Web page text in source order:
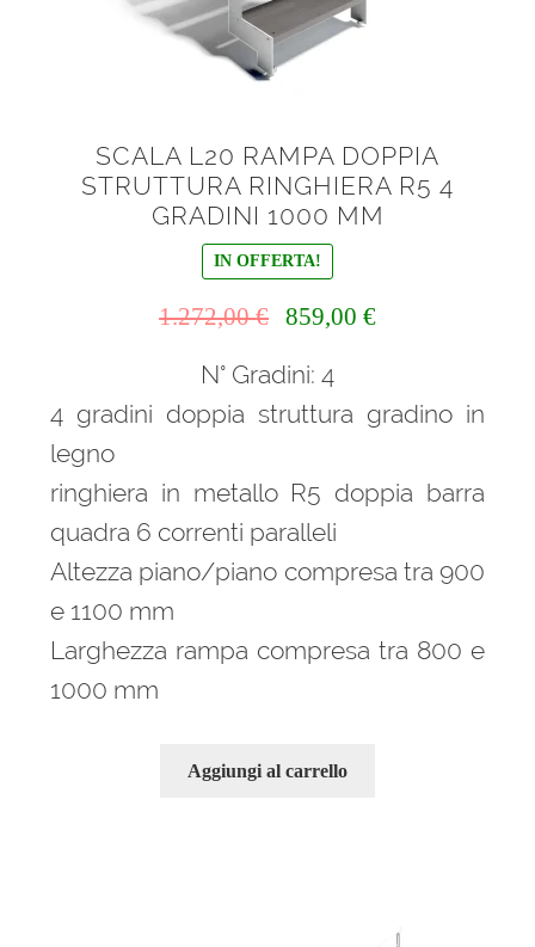
SCALA L20 RAMPA DOPPIA
STRUTTURA RINGHIERA R5 4
GRADINI 1000 MM
IN OFFERTA!
1.272,00€
originale
1.272,00 €.
859,00 €Il
859,00 €.
N° Gradini: 4
4 gradini doppia struttura gradino in
legno
ringhiera in metallo R5 doppia barra
quadra 6 correnti paralleli
Altezza piano/piano compresa tra 900
e 1100 mm
Larghezza rampa compresa tra 800 e
1000 mm
Aggiungi al carrello